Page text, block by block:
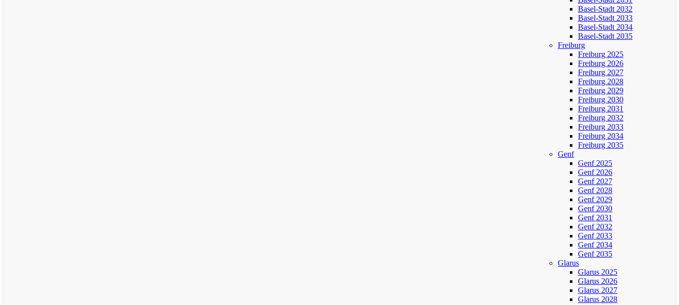
Basel-Stadt 2032
Basel-Stadt 2033
Basel-Stadt 2034
Basel-Stadt 2035
Freiburg
Freiburg 2025
Freiburg 2026
Freiburg 2027
Freiburg 2028
Freiburg 2029
Freiburg 2030
Freiburg 2031
Freiburg 2032
Freiburg 2033
Freiburg 2034
Freiburg 2035
Genf
Genf 2025
Genf 2026
Genf 2027
Genf 2028
Genf 2029
Genf 2030
Genf 2031
Genf 2032
Genf 2033
Genf 2034
Genf 2035
Glarus
Glarus 2025
Glarus 2026
Glarus 2027
Glarus 2028